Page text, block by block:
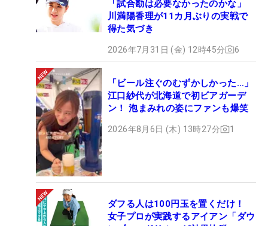
「試合勘は必要なかったのかな」
川満陽香理が11カ月ぶりの実戦で
得た気づき
2026年7月31日 (金) 12時45分 6
「ビール注ぐのむずかしかった…」
江口紗代が北海道で初ビアガーデ
ン！ 泡まみれの姿にファンも爆笑
2026年8月6日 (木) 13時27分 1
ダフる人は100円玉を置くだけ！
女子プロが実践するアイアン「ダウ